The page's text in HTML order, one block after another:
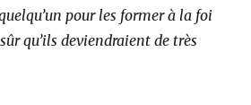
pour les former à la foi
qu’ils deviendraient de très